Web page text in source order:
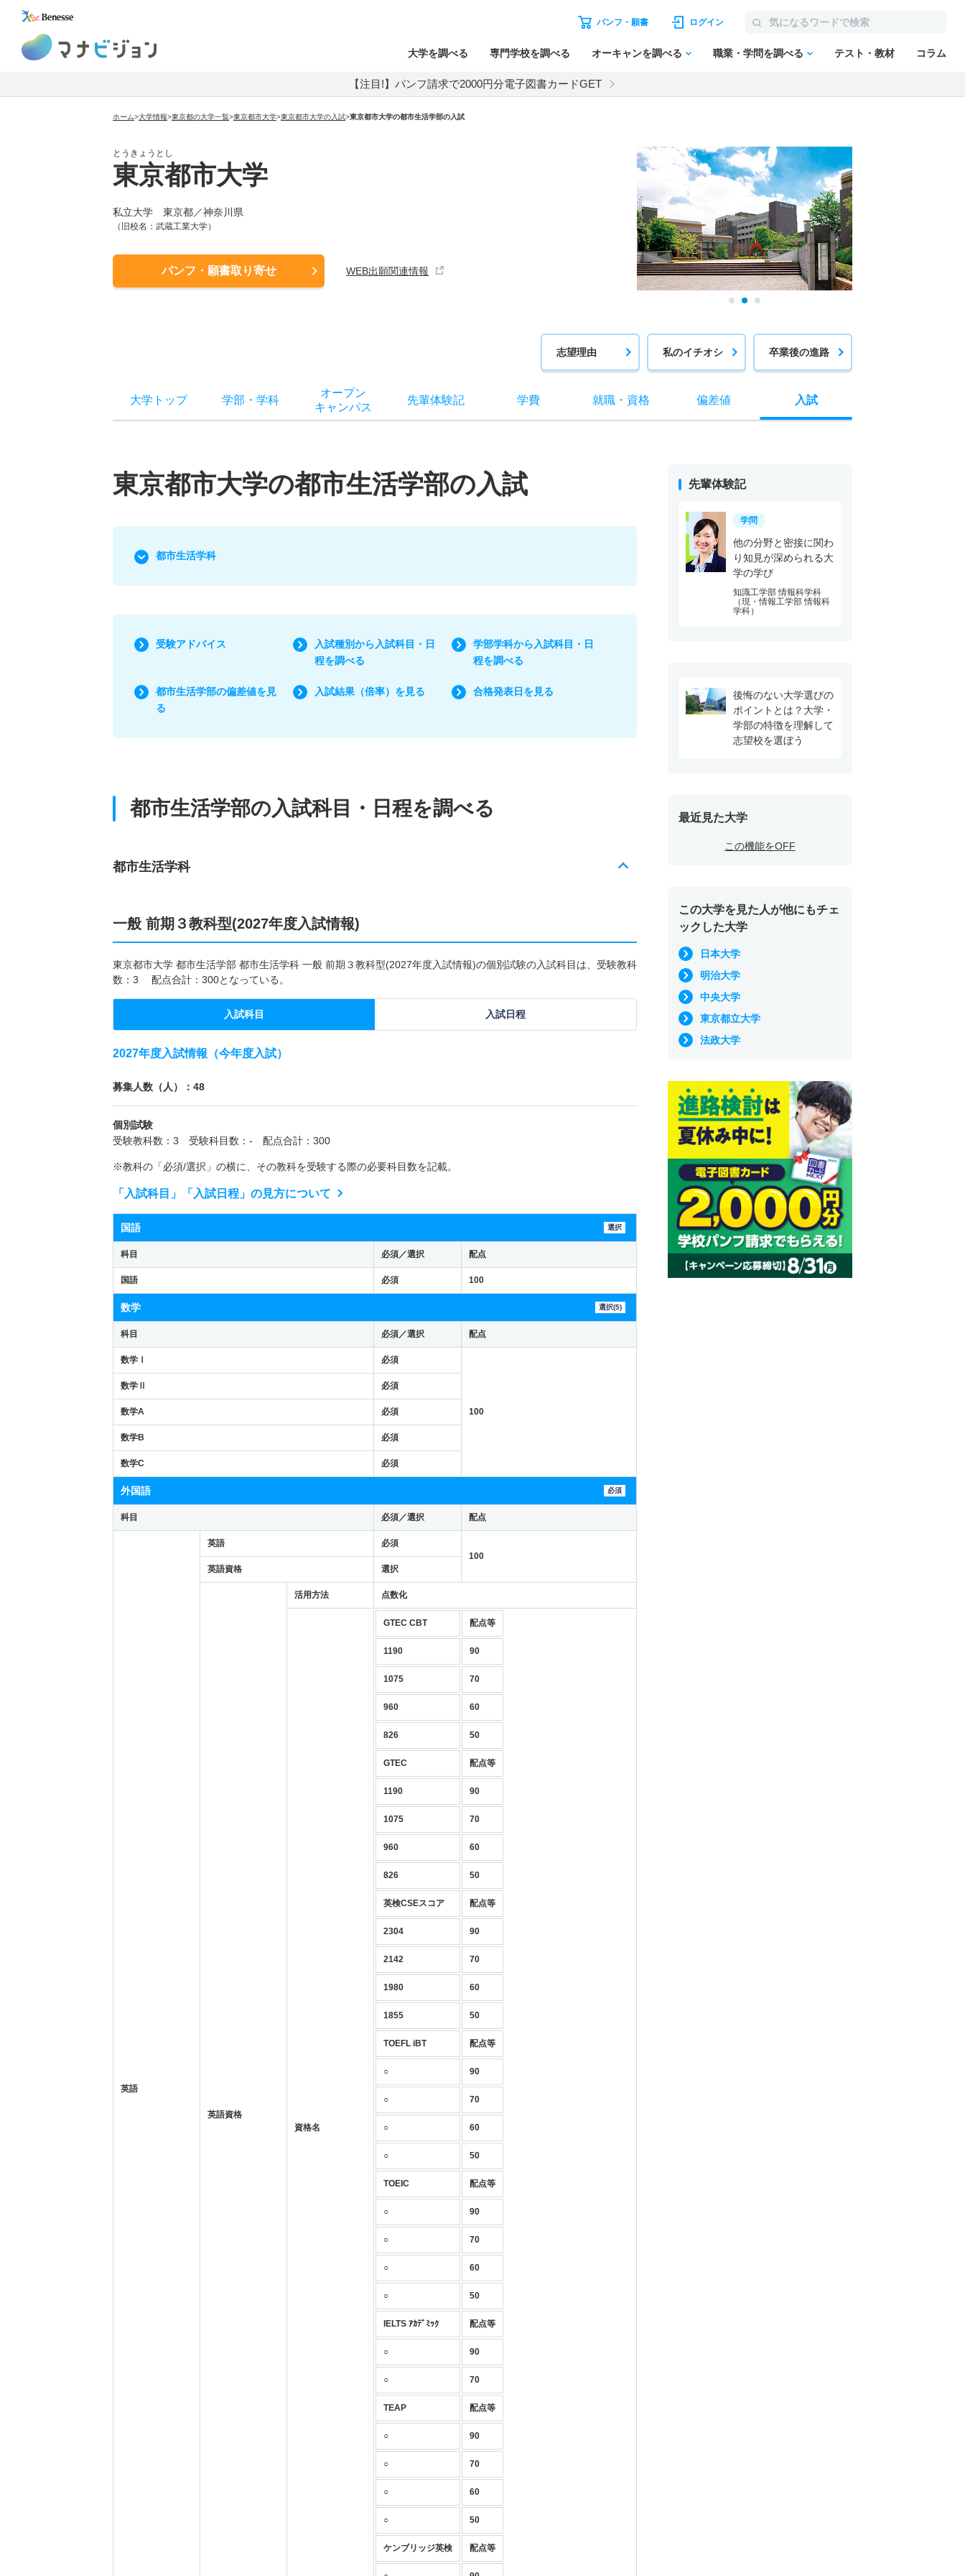
パンフ・願書 ログイン
大学を調べる 専門学校を調べる オーキャンを調べる 職業・学問を調べる テスト・教材 コラム
【注目!】パンフ請求で2000円分電子図書カードGET
ホーム>大学情報>東京都の大学一覧>東京都市大学>東京都市大学の入試>東京都市大学の都市生活学部の入試
とうきょうとし
東京都市大学
私立大学 東京都／神奈川県
（旧校名：武蔵工業大学）
パンフ・願書取り寄せ WEB出願関連情報
志望理由 私のイチオシ 卒業後の進路
大学トップ 学部 ・ 学科
オープン
キャンパス
先輩体験記 学費 就職・ 資格 偏差値 入試
東京都市大学の都市生活学部の入試
都市生活学科
受験アドバイス
入試種別から入試科目・日
程を調べる
学部学科から入試科目・日
程を調べる
都市生活学部の偏差値を見
る
入試結果（倍率）を見る 合格発表日を見る
都市生活学部の入試科目・日程を調べる
都市生活学科
一般 前期３教科型(2027年度入試情報)
東京都市大学 都市生活学部 都市生活学科 一般 前期３教科型(2027年度入試情報)の個別試験の入試科目は、受験教科
数：3 配点合計：300となっている。
入試科目 入試日程
2027年度入試情報（今年度入試）
募集人数（人）：48
個別試験
受験教科数：3 受験科目数：- 配点合計：300
※教科の「必須/選択」の横に、その教科を受験する際の必要科目数を記載。
「入試科目」「入試日程」の見方について
国語 選択
科目 必須／選択 配点
国語 必須 100
数学 選択(5)
科目 必須／選択 配点
数学Ⅰ 必須
100
数学Ⅱ 必須
数学A 必須
数学B 必須
数学C 必須
外国語 必須
科目 必須／選択 配点
英語
英語
必須
100
英語資格
選択
英語資格
活用方法 点数化
資格名
GTEC CBT 配点等
1190 90
1075 70
960 60
826 50
GTEC 配点等
1190 90
1075 70
960 60
826 50
英検CSEスコア 配点等
2304 90
2142 70
1980 60
1855 50
TOEFL iBT 配点等
○ 90
○ 70
○ 60
○ 50
TOEIC 配点等
○ 90
○ 70
○ 60
○ 50
IELTS ｱｶﾃﾞﾐｯｸ 配点等
○ 90
○ 70
TEAP 配点等
○ 90
○ 70
○ 60
○ 50
ケンブリッジ英検 配点等
先輩体験記
学問
他の分野と密接に関わ
り知見が深められる大
学の学び
知識工学部 情報科学科
（現・情報工学部 情報科
学科）
後悔のない大学選びの
ポイントとは？大学・
学部の特徴を理解して
志望校を選ぼう
最近見た大学
この機能をOFF
この大学を見た人が他にもチェ
ックした大学
日本大学
明治大学
中央大学
東京都立大学
法政大学